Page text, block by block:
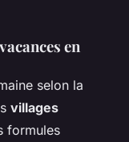
en
selon la
villages
formules